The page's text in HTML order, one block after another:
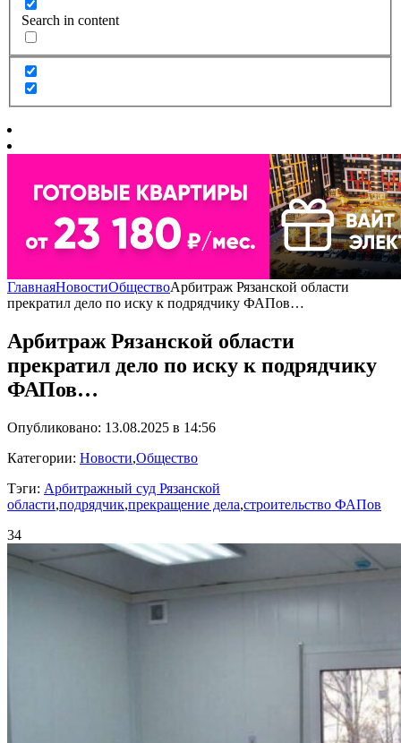
Search in content
ГлавнаяНовостиОбществоАрбитраж Рязанской области
прекратил дело по иску к подрядчику ФАПов…
Арбитраж Рязанской области
прекратил дело по иску к подрядчику
ФАПов…
Опубликовано: 13.08.2025 в 14:56
Категории: Новости,Общество
Тэги: Арбитражный суд Рязанской
области,подрядчик,прекращение дела,строительство ФАПов
34